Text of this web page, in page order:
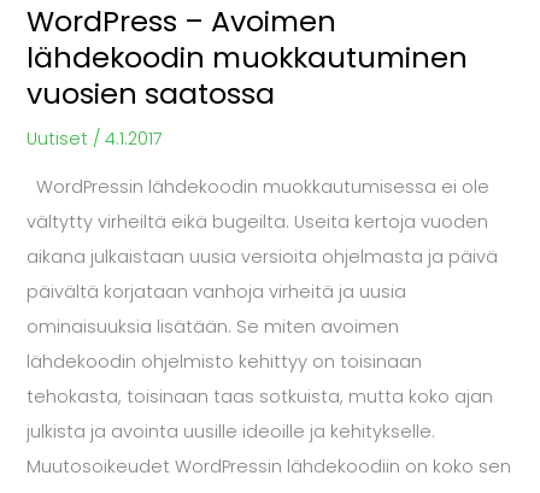
WordPress – Avoimen
lähdekoodin muokkautuminen
vuosien saatossa
Uutiset /4.1.2017
WordPressin lähdekoodin muokkautumisessa ei ole
vältytty virheiltä eikä bugeilta. Useita kertoja vuoden
aikana julkaistaan uusia versioita ohjelmasta ja päivä
päivältä korjataan vanhoja virheitä ja uusia
ominaisuuksia lisätään. Se miten avoimen
lähdekoodin ohjelmisto kehittyy on toisinaan
tehokasta, toisinaan taas sotkuista, mutta koko ajan
julkista ja avointa uusille ideoille ja kehitykselle.
Muutosoikeudet WordPressin lähdekoodiin on koko sen